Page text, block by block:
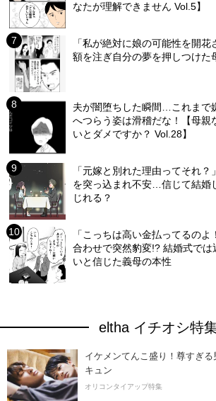
なたが理解できません Vol.5】
「私が絶対に娘の可能性を開
額を注ぎ自分の夢を押しつけた
夫が闇堕ちした瞬間…これまで
へつらう姿は滑稽だな！【母親
いとダメですか？ Vol.28】
「元嫁と別れた理由ってそれ
を突っ込まれ不安…信じて結婚
じれる？
「こっちは高い金払ってるの
合わせで突然豹変!? 結婚式では
いと信じた義母の本性
eltha イチオシ特
イケメンてんこ盛り！尊すぎ
キュン
オリコンタイアップ特集